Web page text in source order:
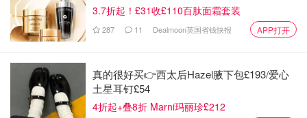
3.7折起！£31收£110百肽面霜套装
287 11 Dealmoon英国省钱快报 APP打开
真的很好买👉西太后Hazel腋下包£193/爱心
土星耳钉£54
4折起+叠8折 Marni玛丽珍£212